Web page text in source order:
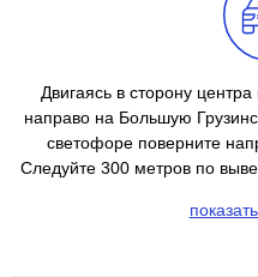
Двигаясь в сторону
направо на Большую
светофоре поверните
Следуйте 300 метров по